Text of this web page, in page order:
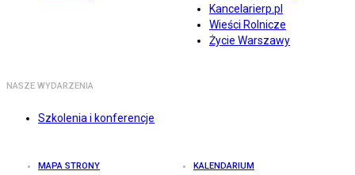
Kancelarierp.pl
Wieści Rolnicze
Życie Warszawy
NASZE WYDARZENIA
Szkolenia i konferencje
MAPA STRONY KALENDARIUM